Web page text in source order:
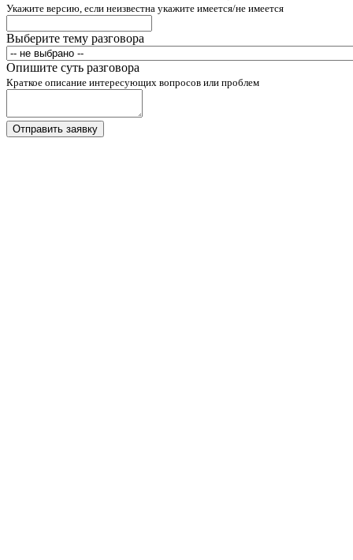
Укажите версию, если неизвестна укажите имеется/не имеется
Выберите тему разговора
Опишите суть разговора
Краткое описание интересующих вопросов или проблем
Отправить заявку